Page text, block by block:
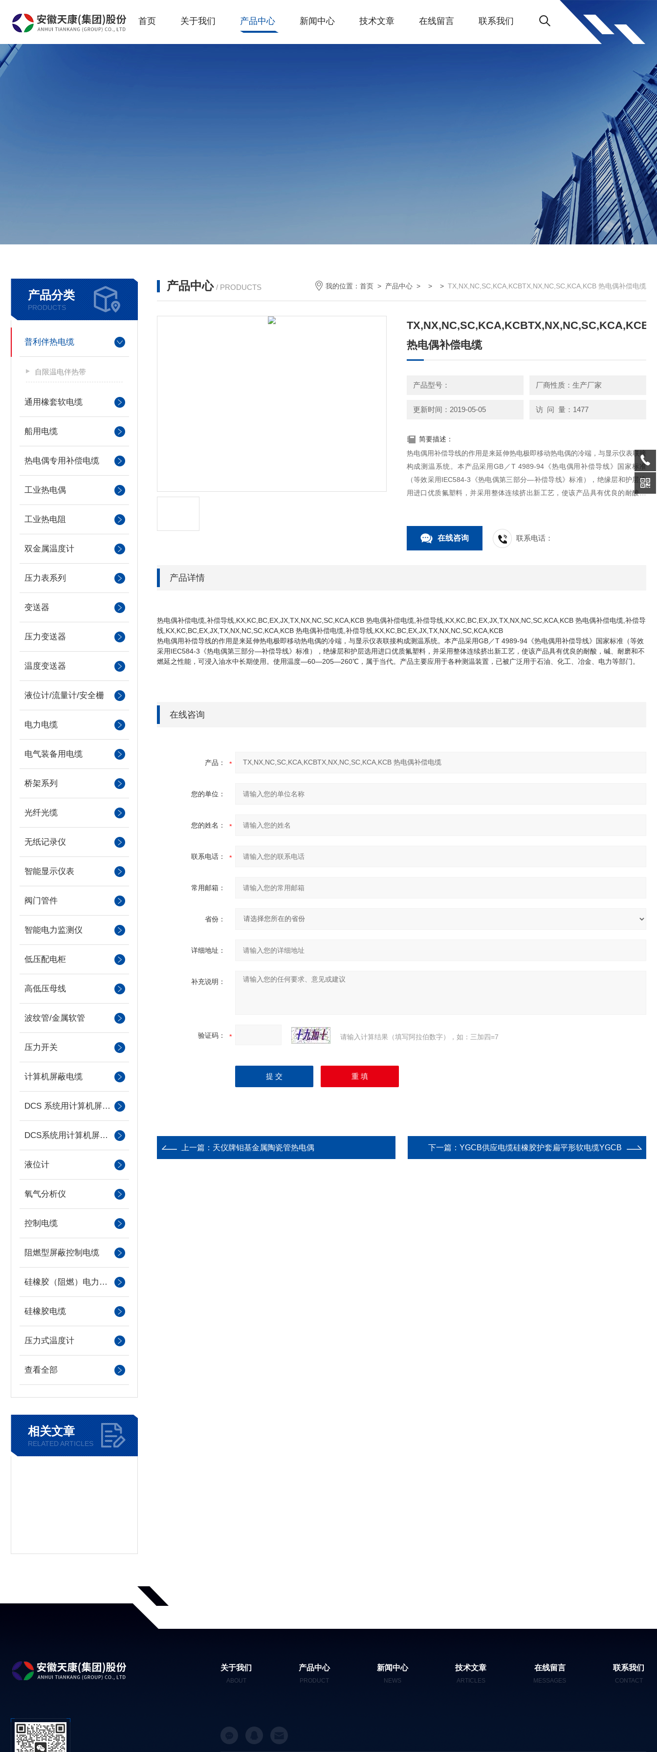
首页 关于我们 产品中心 新闻中心 技术文章 在线留言 联系我们
产品分类
PRODUCTS
普利伴热电缆
自限温电伴热带
通用橡套软电缆
船用电缆
热电偶专用补偿电缆
工业热电偶
工业热电阻
双金属温度计
压力表系列
变送器
压力变送器
温度变送器
液位计/流量计/安全栅
电力电缆
电气装备用电缆
桥架系列
光纤光缆
无纸记录仪
智能显示仪表
阀门管件
智能电力监测仪
低压配电柜
高低压母线
波纹管/金属软管
压力开关
计算机屏蔽电缆
DCS 系统用计算机屏蔽电缆
DCS系统用计算机屏蔽电缆
液位计
氧气分析仪
控制电缆
阻燃型屏蔽控制电缆
硅橡胶（阻燃）电力电缆
硅橡胶电缆
压力式温度计
查看全部
相关文章
RELATED ARTICLES
产品中心 / PRODUCTS 我的位置： 首页 > 产品中心 > > > TX,NX,NC,SC,KCA,KCBTX,NX,NC,SC,KCA,KCB 热电偶补偿电缆
TX,NX,NC,SC,KCA,KCBTX,NX,NC,SC,KCA,KCB
热电偶补偿电缆
产品型号： 厂商性质：生产厂家
更新时间：2019-05-05 访 问 量：1477
简要描述：
热电偶用补偿导线的作用是来延伸热电极即移动热电偶的冷端，与显示仪表联接
构成测温系统。本产品采用GB／T 4989-94《热电偶用补偿导线》国家标准
（等效采用IEC584-3《热电偶第三部分—补偿导线》标准），绝缘层和护层选
用进口优质氟塑料，并采用整体连续挤出新工艺，使该产品具有优良的耐酸，
在线咨询 联系电话：
产品详情
热电偶补偿电缆,补偿导线,KX,KC,BC,EX,JX,TX,NX,NC,SC,KCA,KCB 热电偶补偿电缆,补偿导线,KX,KC,BC,EX,JX,TX,NX,NC,SC,KCA,KCB 热电偶补偿电缆,补偿导
线,KX,KC,BC,EX,JX,TX,NX,NC,SC,KCA,KCB 热电偶补偿电缆,补偿导线,KX,KC,BC,EX,JX,TX,NX,NC,SC,KCA,KCB
热电偶用补偿导线的作用是来延伸热电极即移动热电偶的冷端，与显示仪表联接构成测温系统。本产品采用GB／T 4989-94《热电偶用补偿导线》国家标准（等效
采用IEC584-3《热电偶第三部分—补偿导线》标准），绝缘层和护层选用进口优质氟塑料，并采用整体连续挤出新工艺，使该产品具有优良的耐酸，碱、耐磨和不
燃延之性能，可浸入油水中长期使用。使用温度—60—205—260℃，属于当代。产品主要应用于各种测温装置，已被广泛用于石油、化工、冶金、电力等部门。
在线咨询
产品：
您的单位：
您的姓名：
联系电话：
常用邮箱：
省份：
详细地址：
补充说明：
验证码： 请输入计算结果（填写阿拉伯数字），如：三加四=7
上一篇： 天仪牌钼基金属陶瓷管热电偶 下一篇： YGCB供应电缆硅橡胶护套扁平形软电缆YGCB
关于我们
ABOUT
产品中心
PRODUCT
新闻中心
NEWS
技术文章
ARTICLES
在线留言
MESSAGES
联系我们
CONTACT